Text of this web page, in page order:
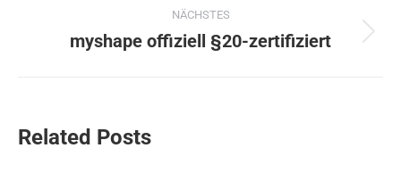
NÄCHSTES
Nächster
myshape offiziell §20-zertifiziert
Related Posts